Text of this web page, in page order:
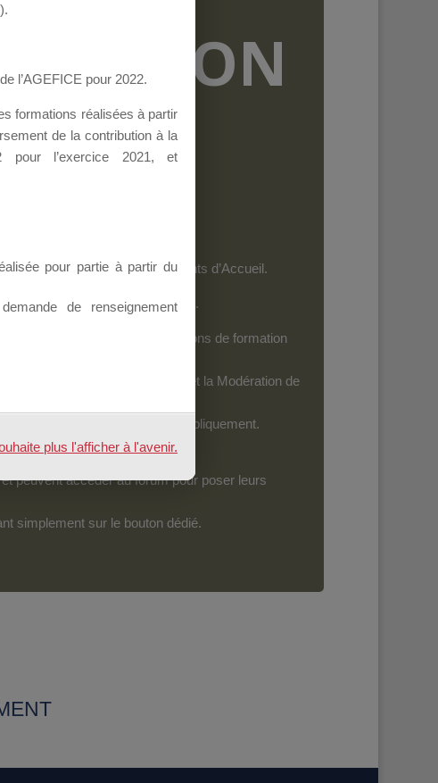
et les personnels des Points d’Accueil.
les dispositifs de l’AGEFICE.
aides au financement d’actions de formation
: Seuls leurs Auteurs et la Modération de
pourront devenir accessibles publiquement.
peuvent accéder au forum pour poser leurs
simplement sur le bouton dédié.
l’AGEFICE pour 2022.
formations réalisées à partir
de la contribution à la
pour l’exercice 2021, et
pour partie à partir du
de renseignement
plus l'afficher à l'avenir.